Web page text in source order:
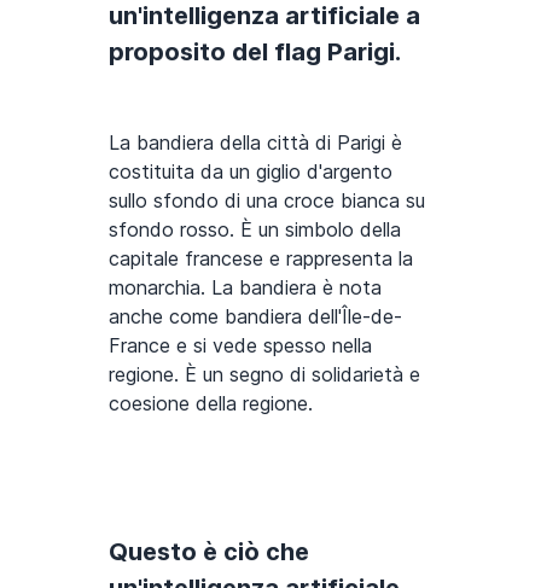
un'intelligenza artificiale a
proposito del flag Parigi.
La bandiera della città di Parigi è
costituita da un giglio d'argento
sullo sfondo di una croce bianca su
sfondo rosso. È un simbolo della
capitale francese e rappresenta la
monarchia. La bandiera è nota
anche come bandiera dell'Île-de-
France e si vede spesso nella
regione. È un segno di solidarietà e
coesione della regione.
Questo è ciò che